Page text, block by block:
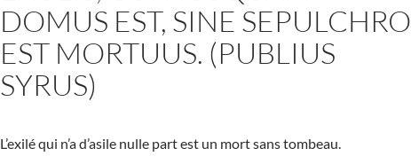
DOMUS EST, SINE SEPULCHRO
EST MORTUUS. (PUBLIUS
SYRUS)
L’exilé qui n’a d’asile nulle part est un mort sans tombeau.